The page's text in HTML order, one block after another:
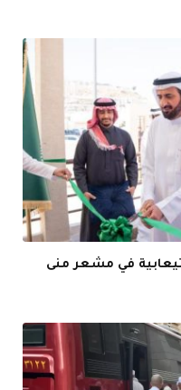
في مشعر منى